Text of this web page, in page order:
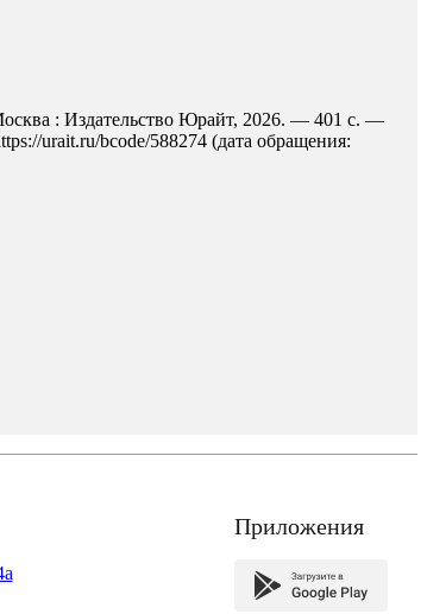
: Издательство Юрайт, 2026. — 401 с. —
urait.ru/bcode/588274 (дата обращения:
Приложения